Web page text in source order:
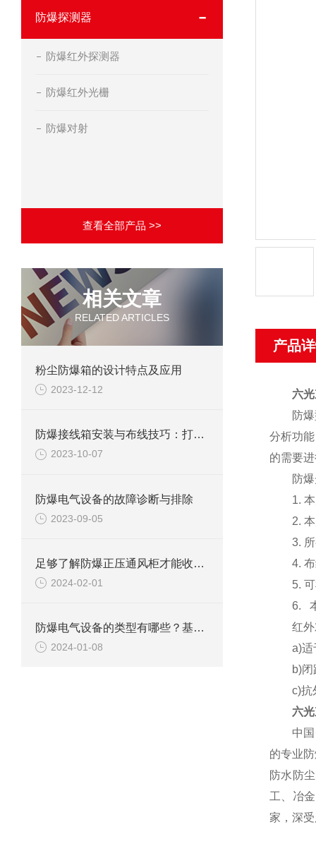
防爆探测器
防爆红外探测器
防爆红外光栅
防爆对射
查看全部产品 >>
相关文章
RELATED ARTICLES
粉尘防爆箱的设计特点及应用
2023-12-12
防爆接线箱安装与布线技巧：打造安全高效的电气系统
2023-10-07
防爆电气设备的故障诊断与排除
2023-09-05
足够了解防爆正压通风柜才能收获更多有用的信息
2024-02-01
防爆电气设备的类型有哪些？基本原理是什么？
2024-01-08
产品
六
防爆型
分析功
的需要
防爆
1. 本产
2. 本
3. 所有
4. 布线
5. 可
6. 本产
红外
a)适于
b)闭路
c)抗外
六
中国
的专业
防水防
工、冶
家，深